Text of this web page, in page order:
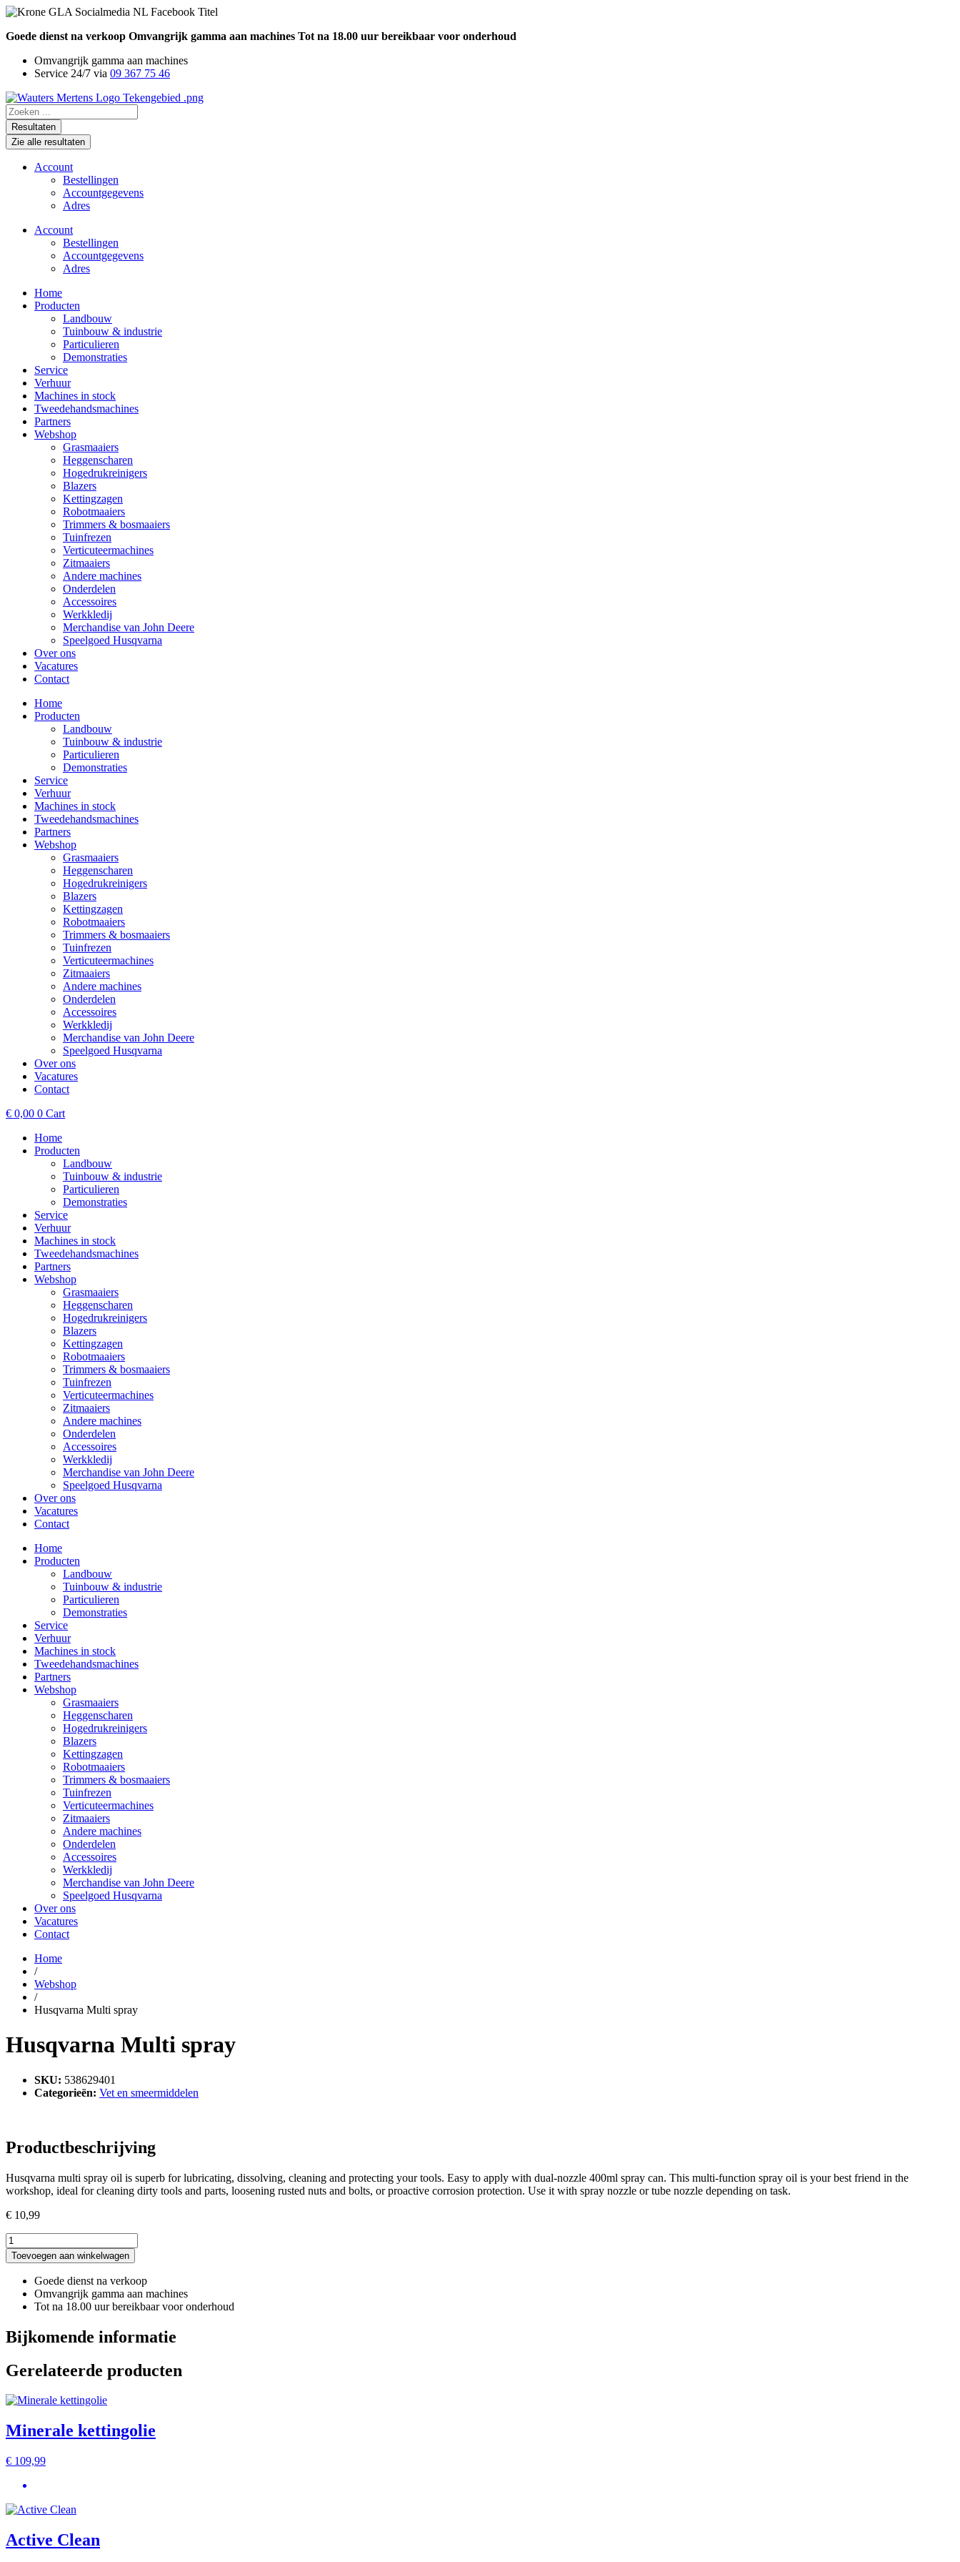
Ga
de
Goede dienst na verkoop Omvangrijk gamma aan machines Tot na 18.00 uur bereikbaar voor onderhoud
Omvangrijk gamma aan machines
Service 24/7 via 09 367 75 46
Search
...Resultaten
Zie alle resultaten
Account
Bestellingen
Accountgegevens
Adres
Account
Bestellingen
Accountgegevens
Adres
Home
Producten
Landbouw
Tuinbouw & industrie
Particulieren
Demonstraties
Service
Verhuur
Machines in stock
Tweedehandsmachines
Partners
Webshop
Grasmaaiers
Heggenscharen
Hogedrukreinigers
Blazers
Kettingzagen
Robotmaaiers
Trimmers & bosmaaiers
Tuinfrezen
Verticuteermachines
Zitmaaiers
Andere machines
Onderdelen
Accessoires
Werkkledij
Merchandise van John Deere
Speelgoed Husqvarna
Over ons
Vacatures
Contact
Home
Producten
Landbouw
Tuinbouw & industrie
Particulieren
Demonstraties
Service
Verhuur
Machines in stock
Tweedehandsmachines
Partners
Webshop
Grasmaaiers
Heggenscharen
Hogedrukreinigers
Blazers
Kettingzagen
Robotmaaiers
Trimmers & bosmaaiers
Tuinfrezen
Verticuteermachines
Zitmaaiers
Andere machines
Onderdelen
Accessoires
Werkkledij
Merchandise van John Deere
Speelgoed Husqvarna
Over ons
Vacatures
Contact
€ 0,00 0 Cart
Home
Producten
Landbouw
Tuinbouw & industrie
Particulieren
Demonstraties
Service
Verhuur
Machines in stock
Tweedehandsmachines
Partners
Webshop
Grasmaaiers
Heggenscharen
Hogedrukreinigers
Blazers
Kettingzagen
Robotmaaiers
Trimmers & bosmaaiers
Tuinfrezen
Verticuteermachines
Zitmaaiers
Andere machines
Onderdelen
Accessoires
Werkkledij
Merchandise van John Deere
Speelgoed Husqvarna
Over ons
Vacatures
Contact
Home
Producten
Landbouw
Tuinbouw & industrie
Particulieren
Demonstraties
Service
Verhuur
Machines in stock
Tweedehandsmachines
Partners
Webshop
Grasmaaiers
Heggenscharen
Hogedrukreinigers
Blazers
Kettingzagen
Robotmaaiers
Trimmers & bosmaaiers
Tuinfrezen
Verticuteermachines
Zitmaaiers
Andere machines
Onderdelen
Accessoires
Werkkledij
Merchandise van John Deere
Speelgoed Husqvarna
Over ons
Vacatures
Contact
Home
/
Webshop
/
Husqvarna Multi spray
Husqvarna Multi spray
SKU: 538629401
Categorieën: Vet en smeermiddelen
Productbeschrijving
Husqvarna multi spray oil is superb for lubricating, dissolving, cleaning and protecting your tools. Easy to apply with dual-nozzle 400ml spray can. This multi-function spray oil is your best friend in the
workshop, ideal for cleaning dirty tools and parts, loosening rusted nuts and bolts, or proactive corrosion protection. Use it with spray nozzle or tube nozzle depending on task.
€ 10,99
Husqvarna
Multi
spray
aantal
Toevoegen aan winkelwagen
Goede dienst na verkoop
Omvangrijk gamma aan machines
Tot na 18.00 uur bereikbaar voor onderhoud
Bijkomende informatie
Gerelateerde producten
Minerale kettingolie
€ 109,99
Active Clean